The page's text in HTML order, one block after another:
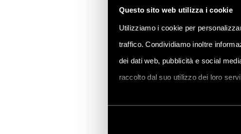
Questo sito web utilizza i cookie
Utilizziamo i cookie per
traffico. Condividiamo inoltre
dei dati web, pubblicità e social
raccolto dal suo utilizzo dei loro
FINDER CORPORATE SIEĆ